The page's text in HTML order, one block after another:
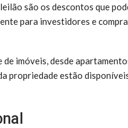
são os descontos que
para investidores e
imóveis, desde
propriedade estão